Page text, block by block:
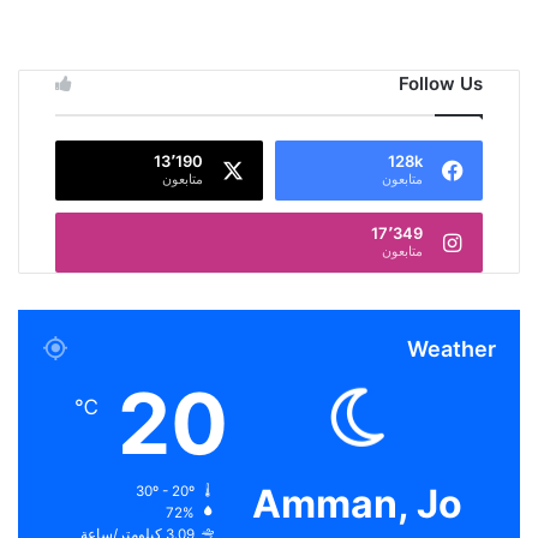
Follow Us
128k
متابعون
13٬190
متابعون
17٬349
متابعون
Weather
Amman, Jo
20
℃
72%
3.09 كيلومتر/ساعة